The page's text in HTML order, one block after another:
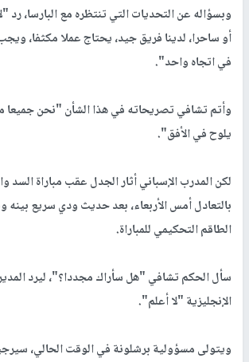
وبسؤاله عن التحديات التي تنتظره مع البارسا، رد
أو ساحرا، لدينا فريق جيد، يحتاج عملا مكثفا،
في اتجاه واحد".
وأتم تشافي تصريحاته في هذا الشأن "نحن جميعا
يلوح في الأفق".
لكن المدرب الإسباني أثار الجدل عقب مباراة السد
بالتعادل أمس الأربعاء، بعد حديث ودي سريع بينه
الطاقم التحكيمي للمباراة.
سأل الحكم تشافي "هل سأراك مجددا؟"، ليرد المدير
الإنجليزية "لا أعلم".
ويتولى مسؤولية برشلونة في الوقت الحالي،